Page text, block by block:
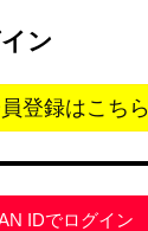
ン
登録はこちら
IDでログイン